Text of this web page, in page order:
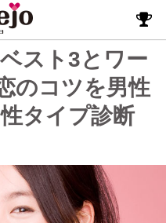
スト3とワー
のコツを男性
タイプ診断